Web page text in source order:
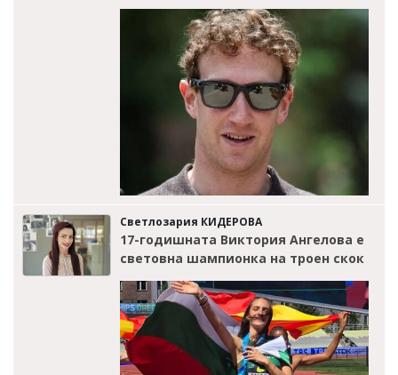
Светлозария КИДЕРОВА
17-годишната Виктория Ангелова е
световна шампионка на троен скок